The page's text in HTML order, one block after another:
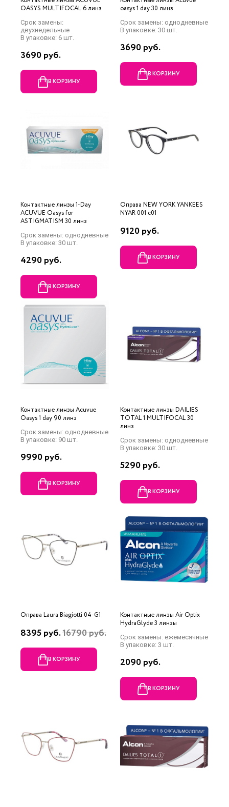
OASYS MULTIFOCAL 6 линз
Срок замены:
двухнедельные
В упаковке: 6 шт.
3690 руб.
В КОРЗИНУ
oasys 1 day 30 линз
Срок замены: однодневные
В упаковке: 30 шт.
3690 руб.
В КОРЗИНУ
Контактные линзы 1-Day
ACUVUE Oasys for
ASTIGMATISM 30 линз
Срок замены: однодневные
В упаковке: 30 шт.
4290 руб.
В КОРЗИНУ
Оправа NEW YORK YANKEES
NYAR 001 c01
9120 руб.
В КОРЗИНУ
Контактные линзы Acuvue
Oasys 1 day 90 линз
Срок замены: однодневные
В упаковке: 90 шт.
9990 руб.
В КОРЗИНУ
Контактные линзы DAILIES
TOTAL 1 MULTIFOCAL 30
линз
Срок замены: однодневные
В упаковке: 30 шт.
5290 руб.
В КОРЗИНУ
Оправа Laura Biagiotti 04-G1
8395 руб.16790 руб.
В КОРЗИНУ
Контактные линзы Air Optix
HydraGlyde 3 линзы
Срок замены: ежемесячные
В упаковке: 3 шт.
2090 руб.
В КОРЗИНУ